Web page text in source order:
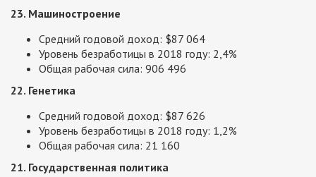
23. Машиностроение
Средний годовой доход: $87 064
Уровень безработицы в 2018 году: 2,4%
Общая рабочая сила: 906 496
22. Генетика
Средний годовой доход: $87 626
Уровень безработицы в 2018 году: 1,2%
Общая рабочая сила: 21 160
21. Государственная политика